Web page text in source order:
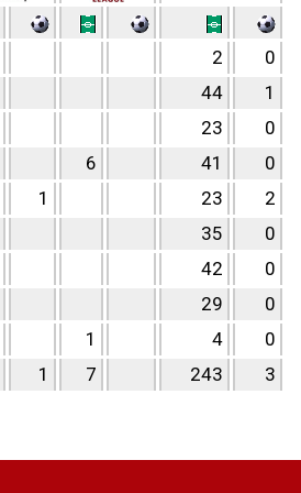
2
0
44
1
23
0
6 41
0
1 23
2
35
0
42
0
29
0
1 4
0
1 7 243 3